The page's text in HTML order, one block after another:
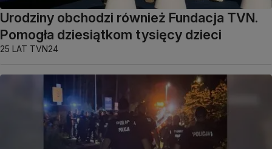
Urodziny obchodzi również Fundacja TVN.
Pomogła dziesiątkom tysięcy dzieci
25 LAT TVN24